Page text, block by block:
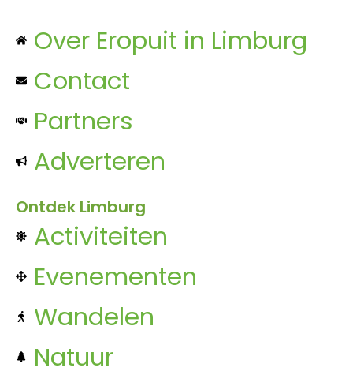
Over Eropuit in Limburg
Contact
Partners
Adverteren
Ontdek Limburg
Activiteiten
Evenementen
Wandelen
Natuur